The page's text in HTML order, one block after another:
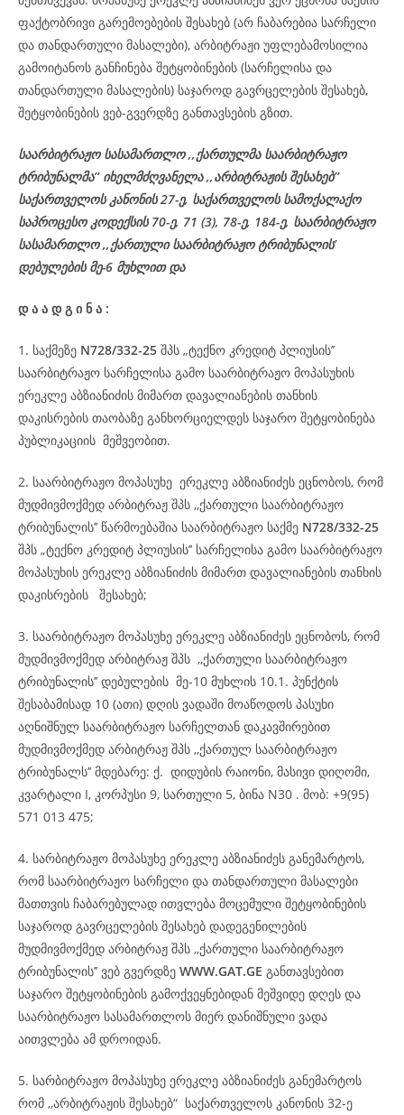
ფაქტობრივი გარემოებების შესახებ (არ ჩაბარებია სარჩელი
და თანდართული მასალები), არბიტრაჟი უფლებამოსილია
გამოიტანოს განჩინება შეტყობინების (სარჩელისა და
თანდართული მასალების) საჯაროდ გავრცელების შესახებ,
შეტყობინების ვებ-გვერდზე განთავსების გზით.
საარბიტრაჟო სასამართლო ,,ქართულმა საარბიტრაჟო
ტრიბუნალმა’’ იხელმძღვანელა,,არბიტრაჟის შესახებ’’
საქართველოს კანონის 27-ე, საქართველოს სამოქალაქო
საპროცესო კოდექსის 70-ე, 71 (3), 78-ე, 184-ე, საარბიტრაჟო
სასამართლო ,,ქართული საარბიტრაჟო ტრიბუნალის’
დებულების მე-6 მუხლით და
დ ა ა დ გ ი ნ ა :
1. საქმეზე N728/332-25 შპს „ტექნო კრედიტ პლიუსის’’
საარბიტრაჟო სარჩელისა გამო საარბიტრაჟო მოპასუხის
ერეკლე აბზიანიძის მიმართ დავალიანების თანხის
დაკისრების თაობაზე განხორციელდეს საჯარო შეტყობინება
პუბლიკაციის მეშვეობით.
2. საარბიტრაჟო მოპასუხე ერეკლე აბზიანიძეს ეცნობოს, რომ
მუდმივმოქმედ არბიტრაჟ შპს ,,ქართული საარბიტრაჟო
ტრიბუნალის’’ წარმოებაშია საარბიტრაჟო საქმე N728/332-25
შპს „ტექნო კრედიტ პლიუსის’’ სარჩელისა გამო საარბიტრაჟო
მოპასუხის ერეკლე აბზიანიძის მიმართ დავალიანების თანხის
დაკისრების შესახებ;
3. საარბიტრაჟო მოპასუხე ერეკლე აბზიანიძეს ეცნობოს, რომ
მუდმივმოქმედ არბიტრაჟ შპს ,,ქართული საარბიტრაჟო
ტრიბუნალის’’ დებულების მე-10 მუხლის 10.1. პუნქტის
შესაბამისად 10 (ათი) დღის ვადაში მოაწოდოს პასუხი
აღნიშნულ საარბიტრაჟო სარჩელთან დაკავშირებით
მუდმივმოქმედ არბიტრაჟ შპს ,,ქართულ საარბიტრაჟო
ტრიბუნალს’’ მდებარე: ქ. დიდუბის რაიონი, მასივი დიღომი,
კვარტალი I, კორპუსი 9, სართული 5, ბინა N30 . მობ: +9(95)
571 013 475;
4. სარბიტრაჟო მოპასუხე ერეკლე აბზიანიძეს განემარტოს,
რომ საარბიტრაჟო სარჩელი და თანდართული მასალები
მათთვის ჩაბარებულად ითვლება მოცემული შეტყობინების
საჯაროდ გავრცელების შესახებ დადეგენილების
მუდმივმოქმედ არბიტრაჟ შპს ,,ქართული საარბიტრაჟო
ტრიბუნალის’’ ვებ გვერდზე WWW.GAT.GE განთავსებით
საჯარო შეტყობინების გამოქვეყნებიდან მეშვიდე დღეს და
საარბიტრაჟო სასამართლოს მიერ დანიშნული ვადა
აითვლება ამ დროიდან.
5. სარბიტრაჟო მოპასუხე ერეკლე აბზიანიძეს განემარტოს
რომ ,,არბიტრაჟის შესახებ“ საქართველოს კანონის 32-ე